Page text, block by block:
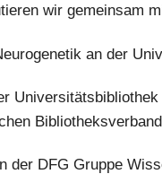
wir gemeinsam
an der
der DFG Gruppe